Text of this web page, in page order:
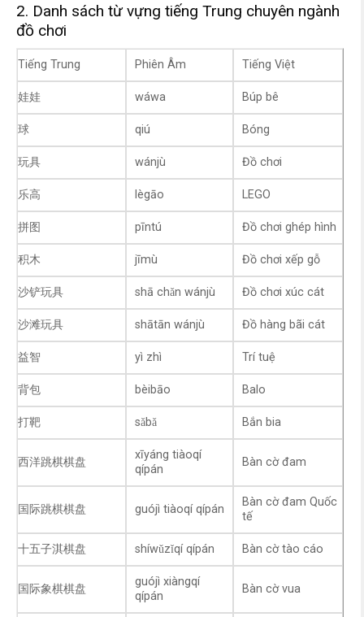
2. Danh sách từ vựng tiếng Trung chuyên ngành
đồ chơi
Tiếng Trung Phiên Âm Tiếng Việt
娃娃 wáwa Búp bê
球 qiú Bóng
玩具 wánjù Đồ chơi
乐高 lègāo LEGO
拼图 pīntú Đồ chơi ghép hình
积木 jīmù Đồ chơi xếp gỗ
沙铲玩具 shā chǎn wánjù Đồ chơi xúc cát
沙滩玩具 shātān wánjù Đồ hàng bãi cát
益智 yì zhì Trí tuệ
背包 bèibāo Balo
打靶 sǎbǎ Bắn bia
西洋跳棋棋盘
xīyáng tiàoqí
qípán
Bàn cờ đam
国际跳棋棋盘 guójì tiàoqí qípán
Bàn cờ đam Quốc
tế
十五子淇棋盘 shíwǔzǐqí qípán Bàn cờ tào cáo
国际象棋棋盘
guójì xiàngqí
qípán
Bàn cờ vua